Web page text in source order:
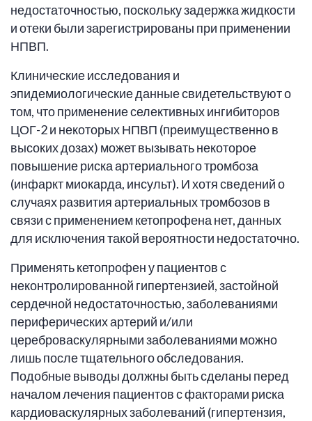
недостаточностью, поскольку задержка жидкости
и отеки были зарегистрированы при применении
НПВП.
Клинические исследования и
эпидемиологические данные свидетельствуют о
том, что применение селективных ингибиторов
ЦОГ-2 и некоторых НПВП (преимущественно в
высоких дозах) может вызывать некоторое
повышение риска артериального тромбоза
(инфаркт миокарда, инсульт). И хотя сведений о
случаях развития артериальных тромбозов в
связи с применением кетопрофена нет, данных
для исключения такой вероятности недостаточно.
Применять кетопрофен у пациентов с
неконтролированной гипертензией, застойной
сердечной недостаточностью, заболеваниями
периферических артерий и/или
цереброваскулярными заболеваниями можно
лишь после тщательного обследования.
Подобные выводы должны быть сделаны перед
началом лечения пациентов с факторами риска
кардиоваскулярных заболеваний (гипертензия,